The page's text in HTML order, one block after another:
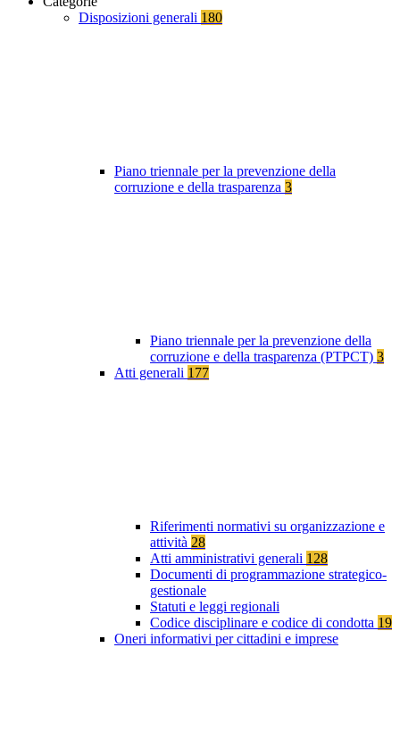
Disposizioni generali 180
Piano triennale per la prevenzione della
corruzione e della trasparenza 3
Piano triennale per la prevenzione della
corruzione e della trasparenza (PTPCT) 3
Atti generali 177
Riferimenti normativi su organizzazione e
attività 28
Atti amministrativi generali 128
Documenti di programmazione strategico-
gestionale
Statuti e leggi regionali
Codice disciplinare e codice di condotta 19
Oneri informativi per cittadini e imprese